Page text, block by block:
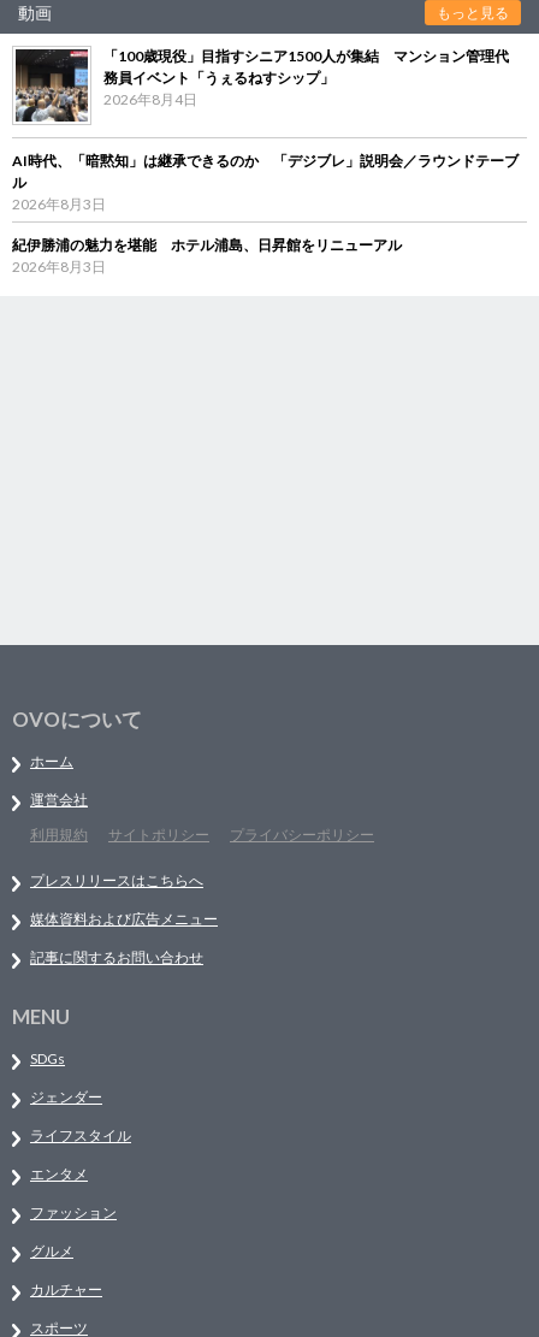
動画 もっと見る
「100歳現役」目指すシニア1500人が集結 マンション管理代
務員イベント「うぇるねすシップ」
2026年8月4日
AI時代、「暗黙知」は継承できるのか 「デジブレ」説明会／ラウンドテーブ
ル
2026年8月3日
紀伊勝浦の魅力を堪能 ホテル浦島、日昇館をリニューアル
2026年8月3日
OVOについて
ホーム
運営会社
利用規約
サイトポリシー プライバシーポリシー
プレスリリースはこちらへ
媒体資料および広告メニュー
記事に関するお問い合わせ
MENU
SDGs
ジェンダー
ライフスタイル
エンタメ
ファッション
グルメ
カルチャー
スポーツ